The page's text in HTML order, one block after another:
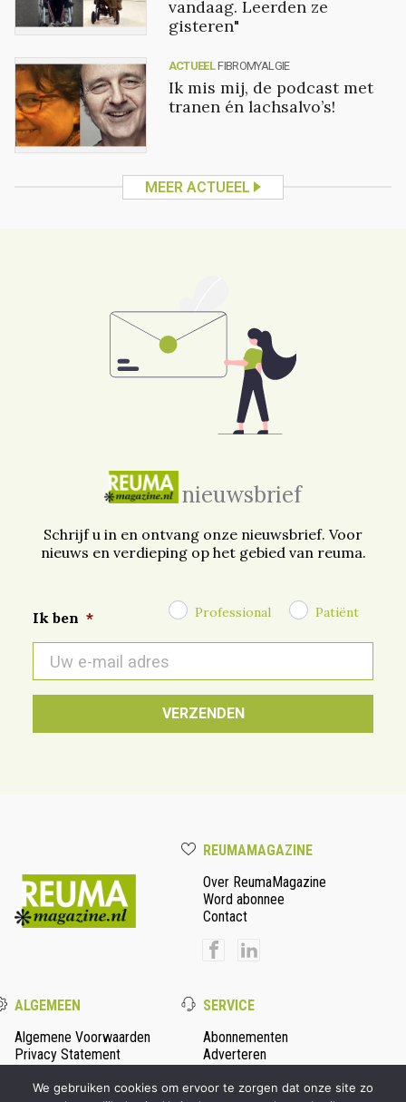
vandaag. Leerden ze
gisteren"
ACTUEEL FIBROMYALGIE
Ik mis mij, de podcast met
tranen én lachsalvo’s!
MEER ACTUEEL
nieuwsbrief
Schrijf u in en ontvang onze nieuwsbrief. Voor
nieuws en verdieping op het gebied van reuma.
Ik ben * Professional Patiënt
mail
*
REUMAMAGAZINE
Over ReumaMagazine
Word abonnee
Contact
ALGEMEEN
Algemene Voorwaarden
Privacy Statement
SERVICE
Abonnementen
Adverteren
We gebruiken cookies om ervoor te zorgen dat onze site zo